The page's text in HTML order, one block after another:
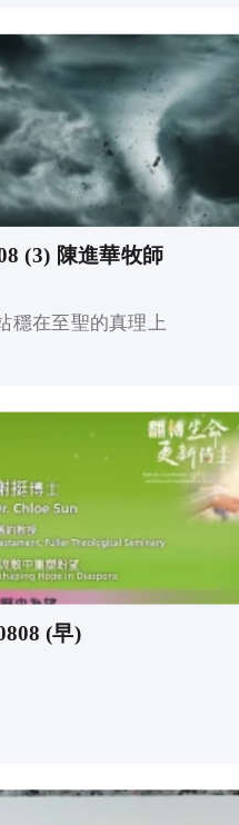
(3) 陳進華牧師
穩在至聖的真理上
(早)